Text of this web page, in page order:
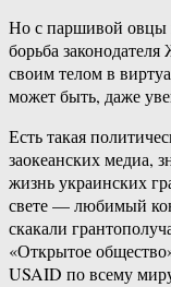
Но с паршивой овцы
борьба
своим телом в
может быть, даже
Есть такая
заокеанских медиа,
жизнь украинских
свете — любимый
скакали
«Открытое
USAID по всему